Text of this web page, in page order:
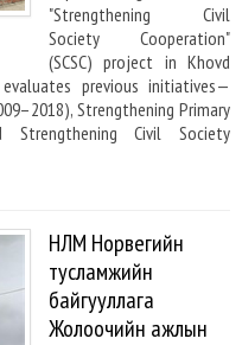
"Strengthening Civil
Society Cooperation"
(SCSC) project in Khovd
previous initiatives—
Strengthening Primary
Strengthening Civil Society
НЛМ Норвегийн
тусламжийн
байгууллага
Жолоочийн ажлын